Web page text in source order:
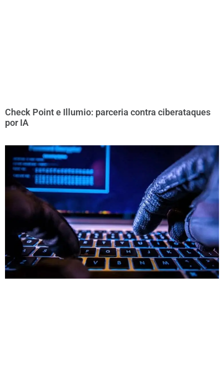
Check Point e Illumio: parceria contra ciberataques
por IA